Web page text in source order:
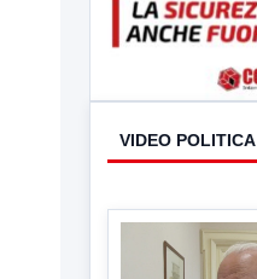
VIDEO POLITICA